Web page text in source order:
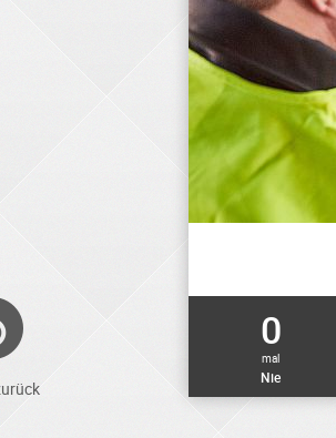
0
mal
Nie